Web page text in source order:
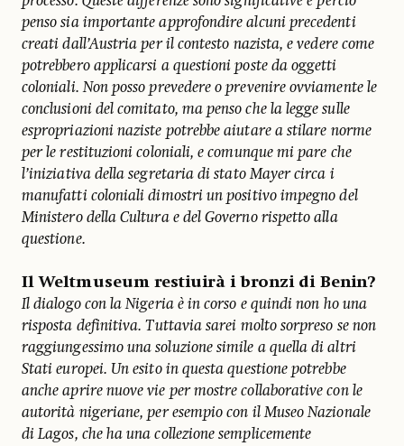
penso sia importante approfondire alcuni precedenti
creati dall’Austria per il contesto nazista, e vedere come
potrebbero applicarsi a questioni poste da oggetti
coloniali. Non posso prevedere o prevenire ovviamente le
conclusioni del comitato, ma penso che la legge sulle
espropriazioni naziste potrebbe aiutare a stilare norme
per le restituzioni coloniali, e comunque mi pare che
l’iniziativa della segretaria di stato Mayer circa i
manufatti coloniali dimostri un positivo impegno del
Ministero della Cultura e del Governo rispetto alla
questione.
Il Weltmuseum restiuirà i bronzi di Benin?
Il dialogo con la Nigeria è in corso e quindi non ho una
risposta definitiva. Tuttavia sarei molto sorpreso se non
raggiungessimo una soluzione simile a quella di altri
Stati europei. Un esito in questa questione potrebbe
anche aprire nuove vie per mostre collaborative con le
autorità nigeriane, per esempio con il Museo Nazionale
di Lagos, che ha una collezione semplicemente